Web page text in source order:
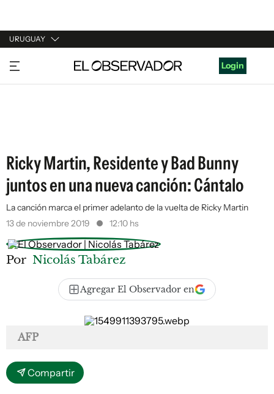
URUGUAY
URUGUAY
ARGENTINA
Login
Ricky Martin, Residente y Bad Bunny
juntos en una nueva canción: Cántalo
La canción marca el primer adelanto de la vuelta de Ricky Martin
13 de noviembre 2019
12:10 hs
Por Nicolás Tabárez
Agregar El Observador en
AFP
Compartir